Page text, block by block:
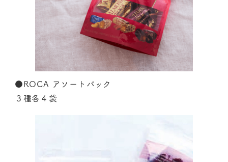
●ROCA アソートパック
３種各４袋